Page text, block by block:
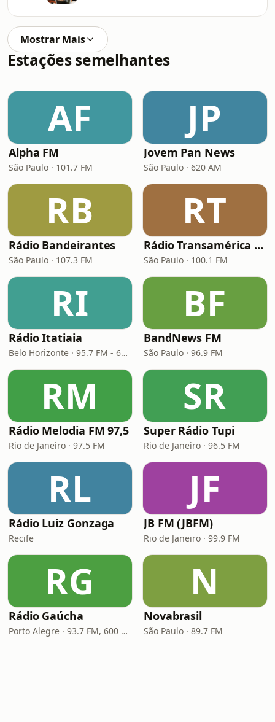
Mostrar Mais
Estações semelhantes
AF
Alpha FM
São Paulo · 101.7 FM
JP
Jovem Pan News
São Paulo · 620 AM
RB
Rádio Bandeirantes
São Paulo · 107.3 FM
RT
Rádio Transamérica (TMC)
São Paulo · 100.1 FM
RI
Rádio Itatiaia
Belo Horizonte · 95.7 FM - 610 AM
BF
BandNews FM
São Paulo · 96.9 FM
RM
Rádio Melodia FM 97,5
Rio de Janeiro · 97.5 FM
SR
Super Rádio Tupi
Rio de Janeiro · 96.5 FM
RL
Rádio Luiz Gonzaga
Recife
JF
JB FM (JBFM)
Rio de Janeiro · 99.9 FM
RG
Rádio Gaúcha
Porto Alegre · 93.7 FM, 600 AM
N
Novabrasil
São Paulo · 89.7 FM